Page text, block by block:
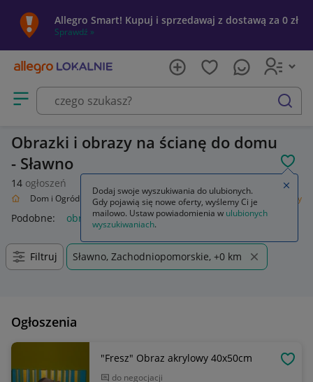
Allegro Smart! Kupuj i sprzedawaj z dostawą za 0 zł
Sprawdź »
Otwórz menu z kategoriami
szukaj
Obrazki i obrazy na ścianę do domu
- Sławno
14 ogłoszeń
Dom i Ogród Wyposażenie Dekoracje ścienne Obrazki i obrazy
Podobne: obrazy i obrazki malowane ręcznie
Filtruj Sławno, Zachodniopomorskie, +0 km
Ogłoszenia
"Fresz" Obraz akrylowy 40x50cm
do negocjacji
Dodaj swoje wyszukiwania do ulubionych.
Gdy pojawią się nowe oferty, wyślemy Ci je
mailowo. Ustaw powiadomienia w ulubionych
wyszukiwaniach.